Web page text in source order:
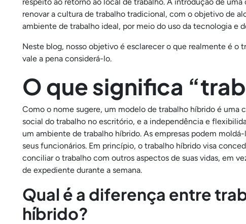
renovar a cultura de trabalho tradicional, com o objetivo de
ambiente de trabalho ideal, por meio do uso da tecnologia e
Neste blog, nosso objetivo é esclarecer o que realmente é o
vale a pena considerá-lo.
O que significa
Como o nome sugere, um modelo de trabalho híbrido é
social do trabalho no escritório, e a independência e
um ambiente de trabalho híbrido. As empresas podem
seus funcionários. Em princípio, o trabalho híbrido visa
conciliar o trabalho com outros aspectos de suas vidas, em
de expediente durante a semana.
Qual é a diferença entre
híbrido?